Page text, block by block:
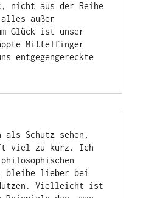
nicht aus der Reihe
außer
Glück ist unser
Mittelfinger
entgegengereckte
als Schutz sehen,
viel zu kurz. Ich
bleibe lieber bei
Vielleicht ist